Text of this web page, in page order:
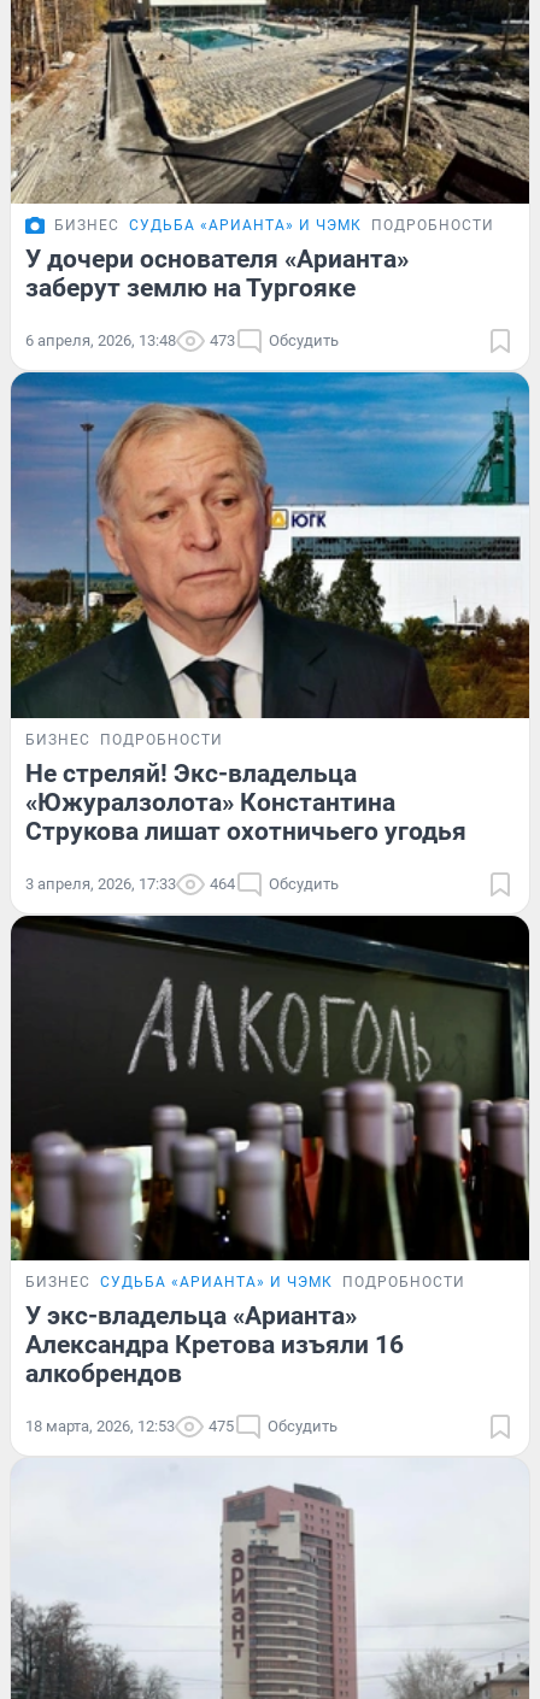
БИЗНЕС СУДЬБА «АРИАНТА» И ЧЭМК ПОДРОБНОСТИ
У дочери основателя «Арианта»
заберут землю на Тургояке
6 апреля, 2026, 13:48 473 Обсудить
БИЗНЕС ПОДРОБНОСТИ
Не стреляй! Экс-владельца
«Южуралзолота» Константина
Струкова лишат охотничьего угодья
3 апреля, 2026, 17:33 464 Обсудить
БИЗНЕС СУДЬБА «АРИАНТА» И ЧЭМК ПОДРОБНОСТИ
У экс-владельца «Арианта»
Александра Кретова изъяли 16
алкобрендов
18 марта, 2026, 12:53 475 Обсудить